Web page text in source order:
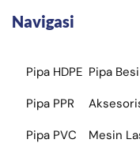
Navigasi
Pipa HDPE
Pipa PPR
Pipa PVC
Pipa Besi
Mesin